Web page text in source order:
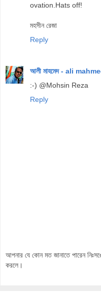
ovation.Hats off!
মহসীন রেজা
Reply
আলী মাহমেদ - ali
:-) @Mohsin Reza
Reply
আপনার যে কোন মত জানাতে পারেন
করলে।